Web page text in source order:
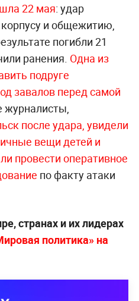
22 мая: удар
и общежитию,
погибли 21
ранения. Одна из
подруге
завалов перед самой
журналисты,
после удара, увидели
вещи детей и
провести оперативное
по факту атаки
странах и их лидерах
политика» на